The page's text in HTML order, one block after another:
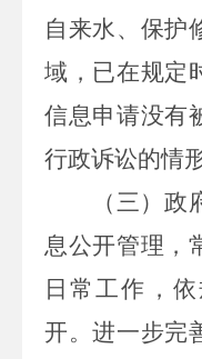
自来水、 保护
域， 已在规定
信息申请没有
行政诉讼的情形
（三）政
息公开管理，
日常工作，
开。进一步完